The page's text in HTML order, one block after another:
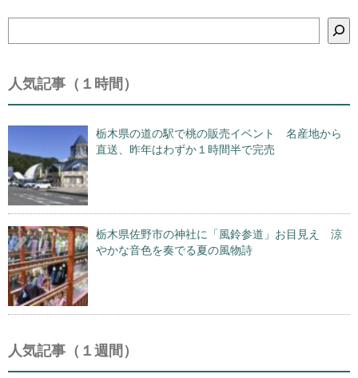
索
人気記事（１時間）
栃木県の道の駅で桃の販売イベント 名産地から
直送、昨年はわずか１時間半で完売
栃木県佐野市の神社に「風鈴参道」お目見え 涼
やかな音色を奏でる夏の風物詩
人気記事（１週間）